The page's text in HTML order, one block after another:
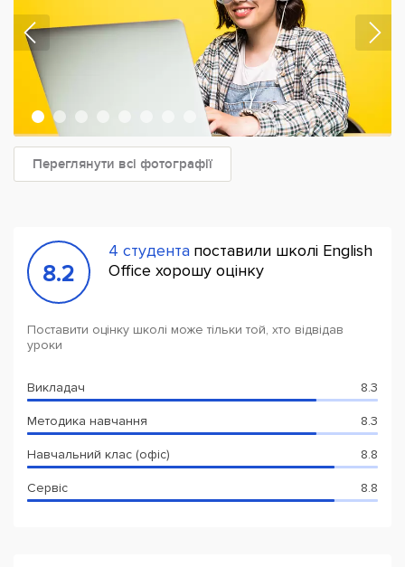
Переглянути всі фотографії
8.2
4 студента поставили школі English
Office хорошу оцінку
Поставити оцінку школі може тільки той, хто відвідав
уроки
Викладач 8.3
Методика навчання 8.3
Навчальний клас (офіс) 8.8
Сервіс 8.8